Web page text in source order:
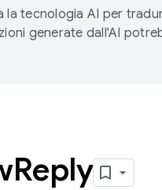
la tecnologia AI per
generate dall'AI
Reply